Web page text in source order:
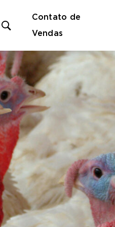
search
form
Contato de
Vendas